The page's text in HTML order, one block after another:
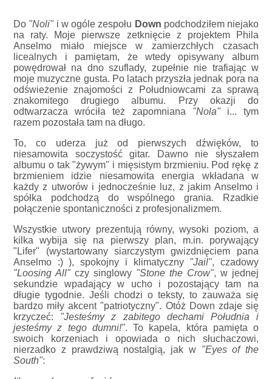
Do "Noli"i w ogóle zespołu Down podchodziłem niejako
na raty. Moje pierwsze zetknięcie z projektem Phila
Anselmo miało miejsce w zamierzchłych czasach
licealnych i pamiętam, że wtedy opisywany album
powędrował na dno szuflady, zupełnie nie trafiając w
moje muzyczne gusta. Po latach przyszła jednak pora na
odświeżenie znajomości z Południowcami za sprawą
znakomitego drugiego albumu. Przy okazji do
odtwarzacza wróciła też zapomniana "Nola"i... tym
razem pozostała tam na długo.
To, co uderza już od pierwszych dźwięków, to
niesamowita soczystość gitar. Dawno nie słyszałem
albumu o tak "żywym" i mięsistym brzmieniu. Pod rękę z
brzmieniem idzie niesamowita energia wkładana w
każdy z utworów i jednocześnie luz, z jakim Anselmo i
spółka podchodzą do wspólnego grania. Rzadkie
połączenie spontaniczności z profesjonalizmem.
Wszystkie utwory prezentują równy, wysoki poziom, a
kilka wybija się na pierwszy plan, m.in. porywający
"Lifer" (wystartowany siarczystym gwizdnięciem pana
Anselmo :) ), spokojny i klimatyczny "Jail", czadowy
"Loosing All"czy singlowy "Stone the Crow", w jednej
sekundzie wpadający w ucho i pozostający tam na
długie tygodnie. Jeśli chodzi o teksty, to zauważa się
bardzo miły akcent "patriotyczny". Otóż Down zdaje się
krzyczeć: "Jesteśmy z zabitego dechami Południa i
jesteśmy z tego dumni!". To kapela, która pamięta o
swoich korzeniach i opowiada o nich słuchaczowi,
nierzadko z prawdziwą nostalgią, jak w "Eyes of the
South":